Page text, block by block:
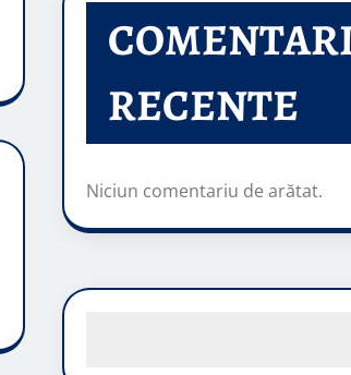
RECENTE
Niciun comentariu de arătat.